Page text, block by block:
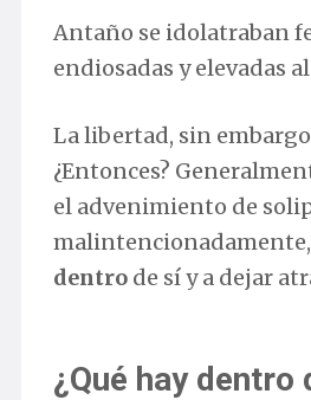
Antaño se idolatraban
endiosadas y elevadas
La libertad, sin
¿Entonces?
el advenimiento de
malintencionadamente,
dentro de sí y a dejar
¿Qué hay